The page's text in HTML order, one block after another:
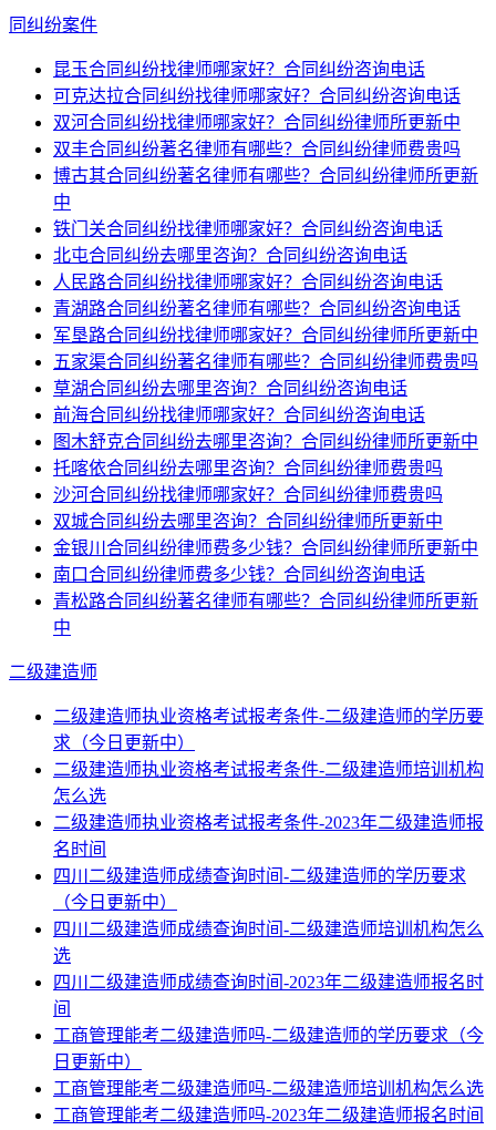
同纠纷案件
昆玉合同纠纷找律师哪家好？合同纠纷咨询电话
可克达拉合同纠纷找律师哪家好？合同纠纷咨询电话
双河合同纠纷找律师哪家好？合同纠纷律师所更新中
双丰合同纠纷著名律师有哪些？合同纠纷律师费贵吗
博古其合同纠纷著名律师有哪些？合同纠纷律师所更新
中
铁门关合同纠纷找律师哪家好？合同纠纷咨询电话
北屯合同纠纷去哪里咨询？合同纠纷咨询电话
人民路合同纠纷找律师哪家好？合同纠纷咨询电话
青湖路合同纠纷著名律师有哪些？合同纠纷咨询电话
军垦路合同纠纷找律师哪家好？合同纠纷律师所更新中
五家渠合同纠纷著名律师有哪些？合同纠纷律师费贵吗
草湖合同纠纷去哪里咨询？合同纠纷咨询电话
前海合同纠纷找律师哪家好？合同纠纷咨询电话
图木舒克合同纠纷去哪里咨询？合同纠纷律师所更新中
托喀依合同纠纷去哪里咨询？合同纠纷律师费贵吗
沙河合同纠纷找律师哪家好？合同纠纷律师费贵吗
双城合同纠纷去哪里咨询？合同纠纷律师所更新中
金银川合同纠纷律师费多少钱？合同纠纷律师所更新中
南口合同纠纷律师费多少钱？合同纠纷咨询电话
青松路合同纠纷著名律师有哪些？合同纠纷律师所更新
中
二级建造师
二级建造师执业资格考试报考条件-二级建造师的学历要
求（今日更新中）
二级建造师执业资格考试报考条件-二级建造师培训机构
怎么选
二级建造师执业资格考试报考条件-2023年二级建造师报
名时间
四川二级建造师成绩查询时间-二级建造师的学历要求
（今日更新中）
四川二级建造师成绩查询时间-二级建造师培训机构怎么
选
四川二级建造师成绩查询时间-2023年二级建造师报名时
间
工商管理能考二级建造师吗-二级建造师的学历要求（今
日更新中）
工商管理能考二级建造师吗-二级建造师培训机构怎么选
工商管理能考二级建造师吗-2023年二级建造师报名时间